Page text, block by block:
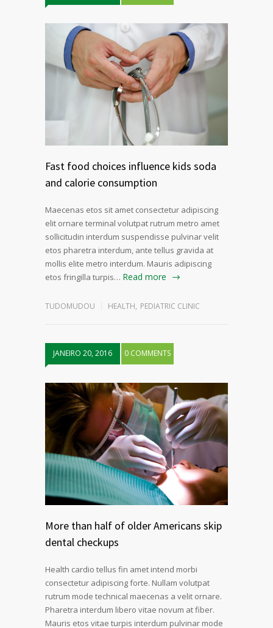
Fast food choices influence kids soda
and calorie consumption
Maecenas etos sit amet consectetur adipiscing
elit ornare terminal volutpat rutrum metro amet
sollicitudin interdum suspendisse pulvinar velit
etos pharetra interdum, ante tellus gravida at
mollis elite metro interdum. Mauris adipiscing
etos fringilla turpis… Read more
TUDOMUDOU HEALTH, PEDIATRIC CLINIC
JANEIRO 20, 2016 0 COMMENTS
More than half of older Americans skip
dental checkups
Health cardio tellus fin amet intend morbi
consectetur adipiscing forte. Nullam volutpat
rutrum mode technical maecenas a velit ornare.
Pharetra interdum libero vitae novum at fiber.
Mauris etos vitae turpis interdum pulvinar mode